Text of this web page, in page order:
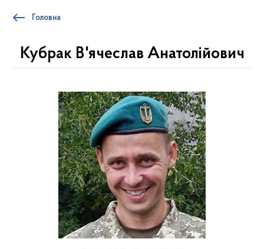
Головна
Кубрак В'ячеслав Анатолійович